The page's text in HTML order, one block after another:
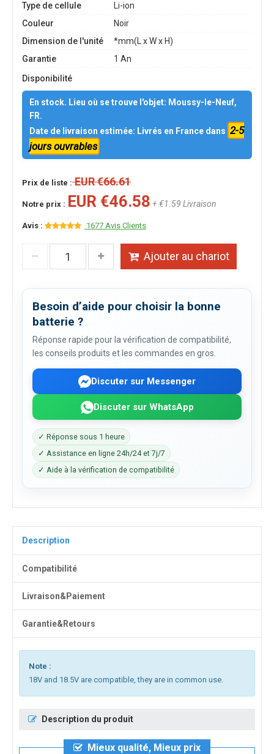
Type de cellule
Li-ion
Couleur
Noir
Dimension de l'unité
*mm(L x W x H)
Garantie
1 An
Disponibilité
En stock. Lieu où se trouve l'objet: Moussy-le-Neuf,
FR.
Date de livraison estimée: Livrés en France dans 2-5
jours ouvrables
Prix de liste :EUR €66.61
Notre prix : EUR €46.58 + €1.59 Livraison
Avis : 1677 Avis Clients
Ajouter au chariot
Besoin d’aide pour choisir la bonne
batterie ?
Réponse rapide pour la vérification de compatibilité,
les conseils produits et les commandes en gros.
Discuter sur Messenger
Discuter sur WhatsApp
✓ Réponse sous 1 heure
✓ Assistance en ligne 24h/24 et 7j/7
✓ Aide à la vérification de compatibilité
Description
Compatibilité
Livraison&Paiement
Garantie&Retours
Note :
18V and 18.5V are compatible, they are in common use.
Description du produit
Mieux qualité, Mieux prix